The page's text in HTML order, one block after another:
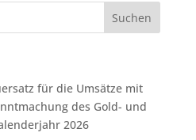
für die Umsätze mit
des Gold- und
2026